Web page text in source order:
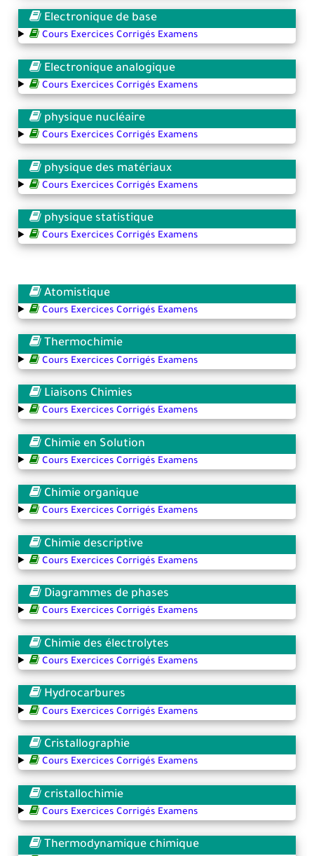
Electronique de base
Cours Exercices Corrigés Examens
Electronique analogique
Cours Exercices Corrigés Examens
physique nucléaire
Cours Exercices Corrigés Examens
physique des matériaux
Cours Exercices Corrigés Examens
physique statistique
Cours Exercices Corrigés Examens
Atomistique
Cours Exercices Corrigés Examens
Thermochimie
Cours Exercices Corrigés Examens
Liaisons Chimies
Cours Exercices Corrigés Examens
Chimie en Solution
Cours Exercices Corrigés Examens
Chimie organique
Cours Exercices Corrigés Examens
Chimie descriptive
Cours Exercices Corrigés Examens
Diagrammes de phases
Cours Exercices Corrigés Examens
Chimie des électrolytes
Cours Exercices Corrigés Examens
Hydrocarbures
Cours Exercices Corrigés Examens
Cristallographie
Cours Exercices Corrigés Examens
cristallochimie
Cours Exercices Corrigés Examens
Thermodynamique chimique